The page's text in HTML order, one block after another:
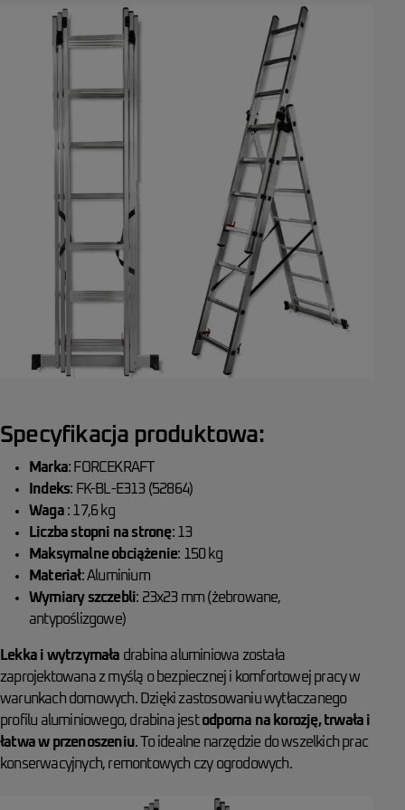
Specyfikacja produktowa:
Marka: FORCEKRAFT
Indeks: FK-BL-E313 (52864)
Waga: 17,6 kg
Liczba stopni na stronę: 13
Maksymalne obciążenie: 150 kg
Materiał: Aluminium
Wymiary szczebli: 23x23 mm (żebrowane,
antypoślizgowe)
Lekka i wytrzymała drabina aluminiowa została
zaprojektowana z myślą o bezpiecznej i komfortowej pracy w
warunkach domowych. Dzięki zastosowaniu wytłaczanego
profilu aluminiowego, drabina jestodporna na korozję, trwała i
łatwa w przenoszeniu. To idealne narzędzie do wszelkich prac
konserwacyjnych, remontowych czy ogrodowych.